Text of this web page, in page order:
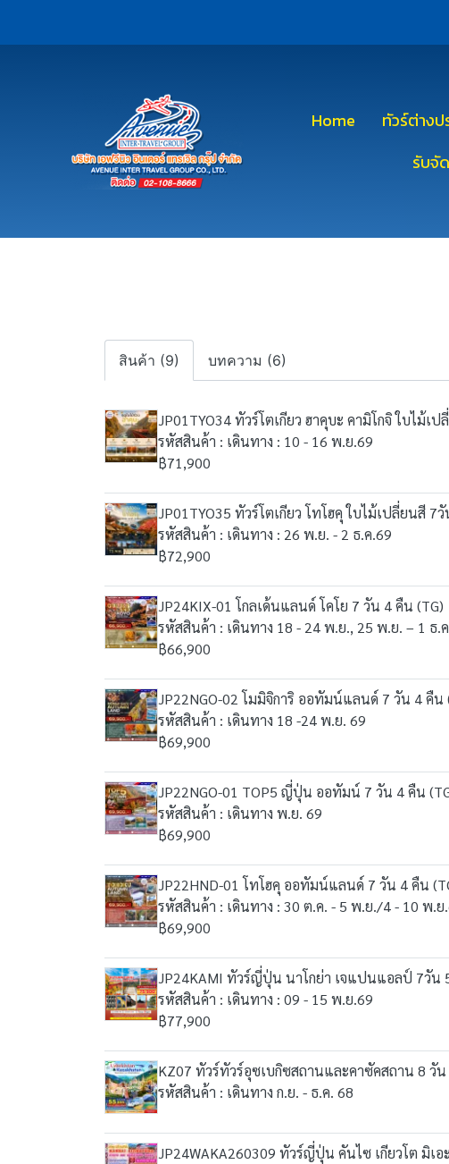
Home ทัวร์ต่างป
รับจั
สินค้า (9) บทความ (6)
JP01TYO34 ทัวร์โตเกียว ฮาคุบะ คามิโกจิ ใบไม้เ
รหัสสินค้า : เดินทาง : 10 - 16 พ.ย.69
฿71,900
JP01TYO35 ทัวร์โตเกียว โทโฮคุ ใบไม้เปลี่ยนสี 7
รหัสสินค้า : เดินทาง : 26 พ.ย. - 2 ธ.ค.69
฿72,900
JP24KIX-01 โกลเด้นแลนด์ โคโย 7 วัน 4 คืน (TG)
รหัสสินค้า : เดินทาง 18 - 24 พ.ย., 25 พ.ย. – 1 ธ.
฿66,900
JP22NGO-02 โมมิจิการิ ออทัมน์แลนด์ 7 วัน 4 คืน
รหัสสินค้า : เดินทาง 18 -24 พ.ย. 69
฿69,900
JP22NGO-01 TOP5 ญี่ปุ่น ออทัมน์ 7 วัน 4 คืน
รหัสสินค้า : เดินทาง พ.ย. 69
฿69,900
JP22HND-01 โทโฮคุ ออทัมน์แลนด์ 7 วัน 4 คืน
รหัสสินค้า : เดินทาง : 30 ต.ค. - 5 พ.ย./4 - 10 พ.ย
฿69,900
JP24KAMI ทัวร์ญี่ปุ่น นาโกย่า เจแปนแอลป์ 7วัน
รหัสสินค้า : เดินทาง : 09 - 15 พ.ย.69
฿77,900
KZ07 ทัวร์ทัวร์อุซเบกิซสถานและคาซัคสถาน 8 วัน
รหัสสินค้า : เดินทาง ก.ย. - ธ.ค. 68
JP24WAKA260309 ทัวร์ญี่ปุ่น คันไซ เกียวโต มิเอ